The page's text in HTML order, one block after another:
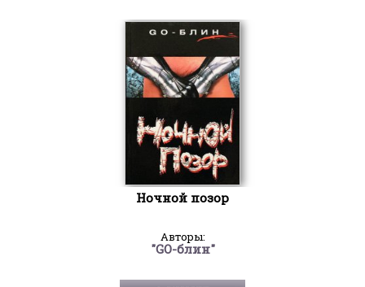
Ночной позор
Авторы:
"GO-блин"